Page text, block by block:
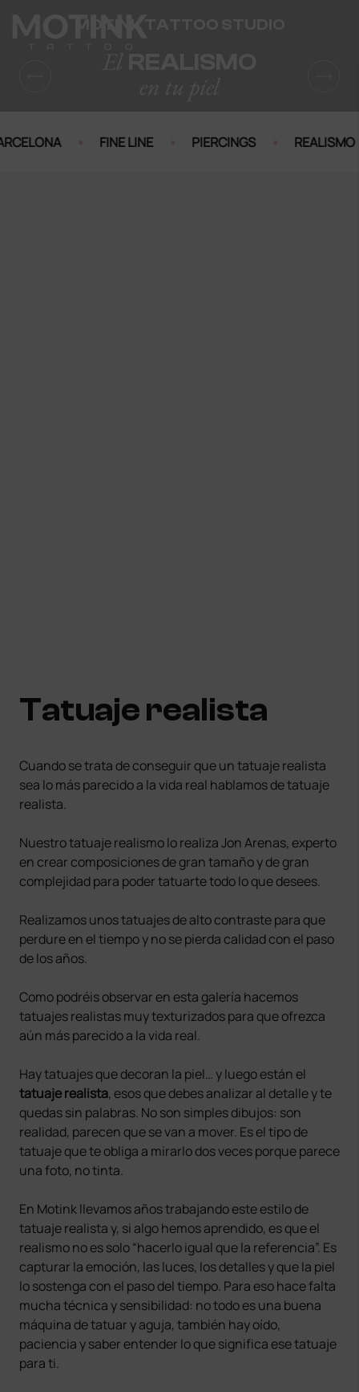
· FINE LINE · PIERCINGS · REALISMO ·
Tatuaje realista
Cuando se trata de conseguir que un tatuaje realista
sea lo más parecido a la vida real hablamos de tatuaje
realista.
Nuestro tatuaje realismo lo realiza Jon Arenas, experto
en crear composiciones de gran tamaño y de gran
complejidad para poder tatuarte todo lo que desees.
Realizamos unos tatuajes de alto contraste para que
perdure en el tiempo y no se pierda calidad con el paso
de los años.
Como podréis observar en esta galería hacemos
tatuajes realistas muy texturizados para que ofrezca
aún más parecido a la vida real.
Hay tatuajes que decoran la piel… y luego están el
tatuaje realista, esos que debes analizar al detalle y te
quedas sin palabras. No son simples dibujos: son
realidad, parecen que se van a mover. Es el tipo de
tatuaje que te obliga a mirarlo dos veces porque parece
una foto, no tinta.
En Motink llevamos años trabajando este estilo de
tatuaje realista y, si algo hemos aprendido, es que el
realismo no es solo “hacerlo igual que la referencia”. Es
capturar la emoción, las luces, los detalles y que la piel
lo sostenga con el paso del tiempo. Para eso hace falta
mucha técnica y sensibilidad: no todo es una buena
máquina de tatuar y aguja, también hay oído,
paciencia y saber entender lo que significa ese tatuaje
para ti.